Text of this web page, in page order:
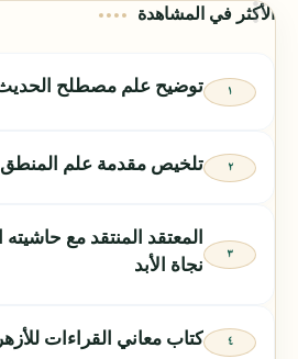
الأكثر في المشاهدة
توضيح علم مصطلح
تلخيص مقدمة علم
المعتقد المنتقد مع حاشيته
نجاة الأبد
كتاب معاني القراءات